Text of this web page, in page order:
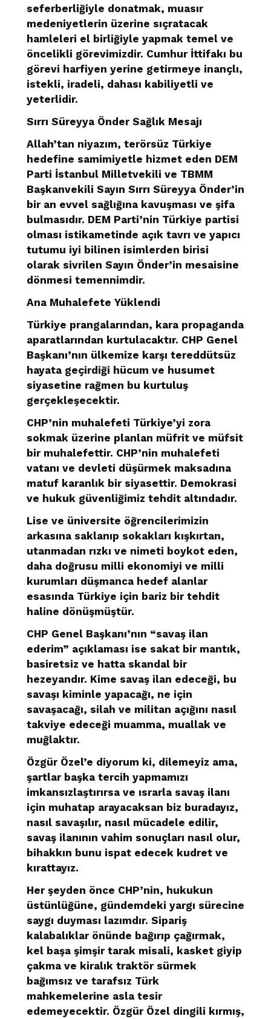
seferberliğiyle donatmak, muasır
medeniyetlerin üzerine sıçratacak
hamleleri el birliğiyle yapmak temel ve
öncelikli görevimizdir. Cumhur İttifakı bu
görevi harfiyen yerine getirmeye inançlı,
istekli, iradeli, dahası kabiliyetli ve
yeterlidir.
Sırrı Süreyya Önder Sağlık Mesajı
Allah’tan niyazım, terörsüz Türkiye
hedefine samimiyetle hizmet eden DEM
Parti İstanbul Milletvekili ve TBMM
Başkanvekili Sayın Sırrı Süreyya Önder’in
bir an evvel sağlığına kavuşması ve şifa
bulmasıdır. DEM Parti’nin Türkiye partisi
olması istikametinde açık tavrı ve yapıcı
tutumu iyi bilinen isimlerden birisi
olarak sivrilen Sayın Önder’in mesaisine
dönmesi temennimdir.
Ana Muhalefete Yüklendi
Türkiye prangalarından, kara propaganda
aparatlarından kurtulacaktır. CHP Genel
Başkanı’nın ülkemize karşı tereddütsüz
hayata geçirdiği hücum ve husumet
siyasetine rağmen bu kurtuluş
gerçekleşecektir.
CHP’nin muhalefeti Türkiye’yi zora
sokmak üzerine planlan müfrit ve müfsit
bir muhalefettir. CHP’nin muhalefeti
vatanı ve devleti düşürmek maksadına
matuf karanlık bir siyasettir. Demokrasi
ve hukuk güvenliğimiz tehdit altındadır.
Lise ve üniversite öğrencilerimizin
arkasına saklanıp sokakları kışkırtan,
utanmadan rızkı ve nimeti boykot eden,
daha doğrusu milli ekonomiyi ve milli
kurumları düşmanca hedef alanlar
esasında Türkiye için bariz bir tehdit
haline dönüşmüştür.
CHP Genel Başkanı’nın “savaş ilan
ederim” açıklaması ise sakat bir mantık,
basiretsiz ve hatta skandal bir
hezeyandır. Kime savaş ilan edeceği, bu
savaşı kiminle yapacağı, ne için
savaşacağı, silah ve militan açığını nasıl
takviye edeceği muamma, muallak ve
muğlaktır.
Özgür Özel’e diyorum ki, dilemeyiz ama,
şartlar başka tercih yapmamızı
imkansızlaştırırsa ve ısrarla savaş ilanı
için muhatap arayacaksan biz buradayız,
nasıl savaşılır, nasıl mücadele edilir,
savaş ilanının vahim sonuçları nasıl olur,
bihakkın bunu ispat edecek kudret ve
kırattayız.
Her şeyden önce CHP’nin, hukukun
üstünlüğüne, gündemdeki yargı sürecine
saygı duyması lazımdır. Sipariş
kalabalıklar önünde bağırıp çağırmak,
kel başa şimşir tarak misali, kasket giyip
çakma ve kiralık traktör sürmek
bağımsız ve tarafsız Türk
mahkemelerine asla tesir
edemeyecektir. Özgür Özel dingili kırmış,